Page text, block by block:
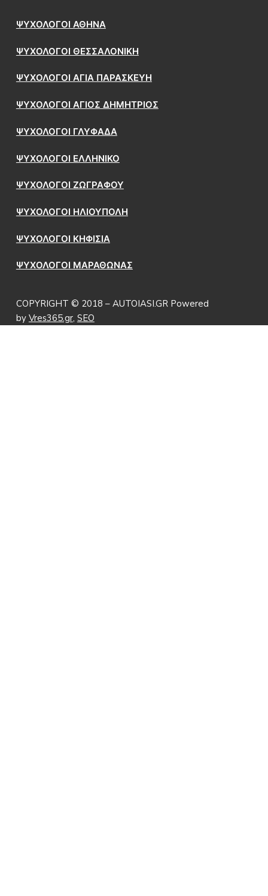
ΨΥΧΟΛΟΓΟΙ ΑΘΗΝΑ
ΨΥΧΟΛΟΓΟΙ ΘΕΣΣΑΛΟΝΙΚΗ
ΨΥΧΟΛΟΓΟΙ ΑΓΙΑ ΠΑΡΑΣΚΕΥΗ
ΨΥΧΟΛΟΓΟΙ ΑΓΙΟΣ ΔΗΜΗΤΡΙΟΣ
ΨΥΧΟΛΟΓΟΙ ΓΛΥΦΑΔΑ
ΨΥΧΟΛΟΓΟΙ ΕΛΛΗΝΙΚΟ
ΨΥΧΟΛΟΓΟΙ ΖΩΓΡΑΦΟΥ
ΨΥΧΟΛΟΓΟΙ ΗΛΙΟΥΠΟΛΗ
ΨΥΧΟΛΟΓΟΙ ΚΗΦΙΣΙΑ
ΨΥΧΟΛΟΓΟΙ ΜΑΡΑΘΩΝΑΣ
COPYRIGHT © 2018 – AUTOIASI.GR Powered
by Vres365.gr, SEO